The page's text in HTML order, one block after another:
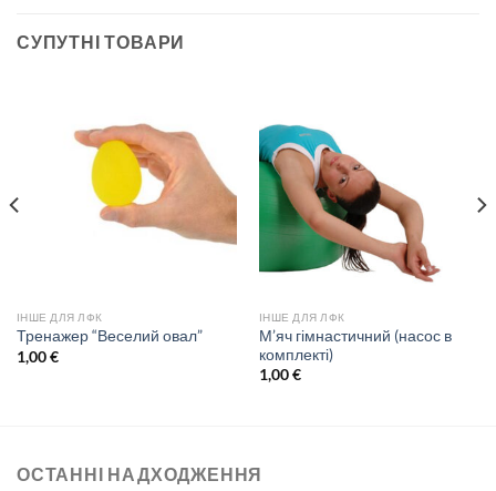
СУПУТНІ ТОВАРИ
ІНШЕ ДЛЯ ЛФК
Тренажер “Веселий овал”
1,00€
ІНШЕ ДЛЯ ЛФК
М’яч гімнастичний (насос в
комплекті)
1,00€
ОСТАННІ НАДХОДЖЕННЯ